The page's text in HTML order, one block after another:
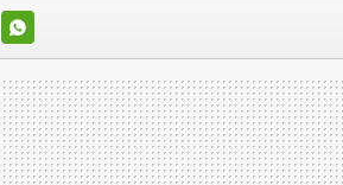
WHATSAPP